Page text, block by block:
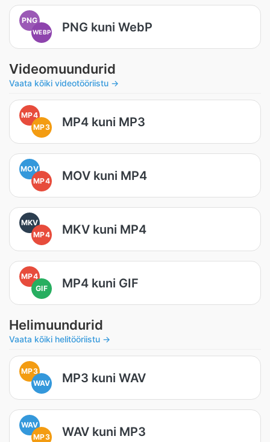
PNG
WEBP PNG kuni WebP
Videomuundurid
Vaata kõiki videotööriistu →
MP4
MP3
MP4 kuni MP3
MOV
MP4
MOV kuni MP4
MKV
MP4
MKV kuni MP4
MP4
GIF
MP4 kuni GIF
Helimuundurid
Vaata kõiki helitööriistu →
MP3
WAV
MP3 kuni WAV
WAV
MP3
WAV kuni MP3